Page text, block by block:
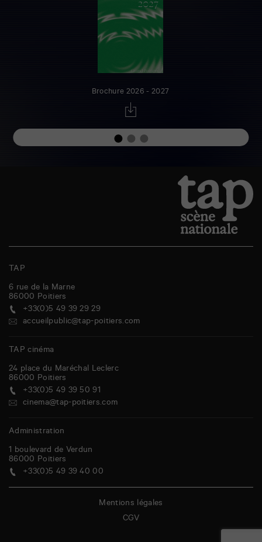
Brochure 2026 - 2027
TAP
6 rue de la Marne
86000 Poitiers
+33(0)5 49 39 29 29
accueilpublic@tap-poitiers.com
TAP cinéma
24 place du Maréchal Leclerc
86000 Poitiers
+33(0)5 49 39 50 91
cinema@tap-poitiers.com
Administration
1 boulevard de Verdun
86000 Poitiers
+33(0)5 49 39 40 00
Mentions légales
CGV